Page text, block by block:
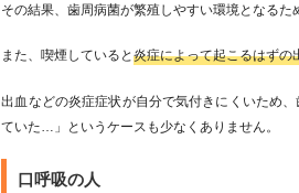
その結果、歯周病菌が繁殖しやすい環境となるた
また、喫煙していると炎症によって起こるはずの
出血などの炎症症状が自分で気付きにくいため
ていた…」というケースも少なくありません。
口呼吸の人